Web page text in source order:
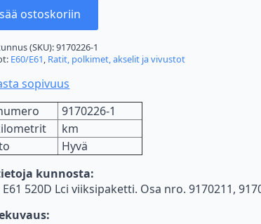
ostoskoriin
(SKU):9170226-1
E60/E61, Ratit, polkimet, akselit ja vivustot
sopivuus
9170226-1
km
Hyvä
kunnosta:
520D Lci viiksipaketti. Osa nro. 9170211,